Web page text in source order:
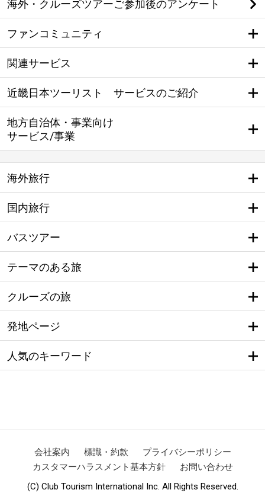
海外・クルーズツアーご参加後のアンケート
ファンコミュニティ
関連サービス
近畿日本ツーリスト サービスのご紹介
地方自治体・事業向け
サービス/事業
海外旅行
国内旅行
バスツアー
テーマのある旅
クルーズの旅
発地ページ
人気のキーワード
会社案内 標識・約款
プライバシーポリシー
カスタマーハラスメント基本方針
お問い合わせ
(C) Club Tourism International Inc. All Rights Reserved.